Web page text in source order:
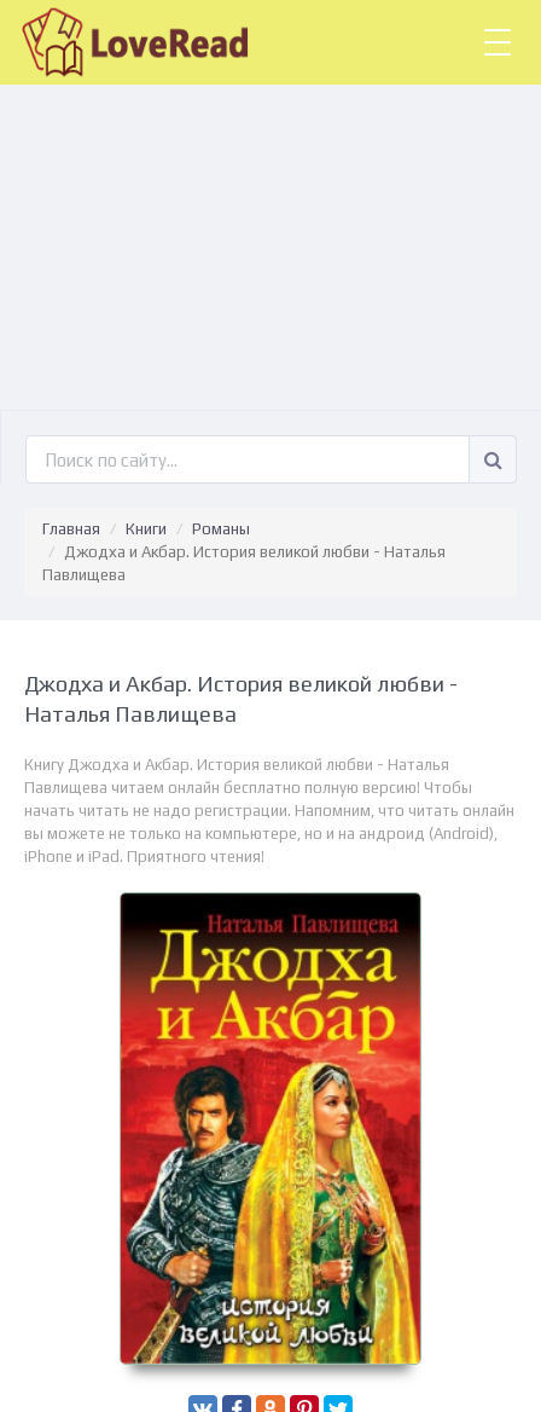
Главная Книги
Романы
Джодха и Акбар. История великой любви - Наталья
Павлищева
Джодха и Акбар. История великой любви -
Наталья Павлищева
Книгу Джодха и Акбар. История великой любви - Наталья
Павлищева читаем онлайн бесплатно полную версию! Чтобы
начать читать не надо регистрации. Напомним, что читать онлайн
вы можете не только на компьютере, но и на андроид (Android),
iPhone и iPad. Приятного чтения!